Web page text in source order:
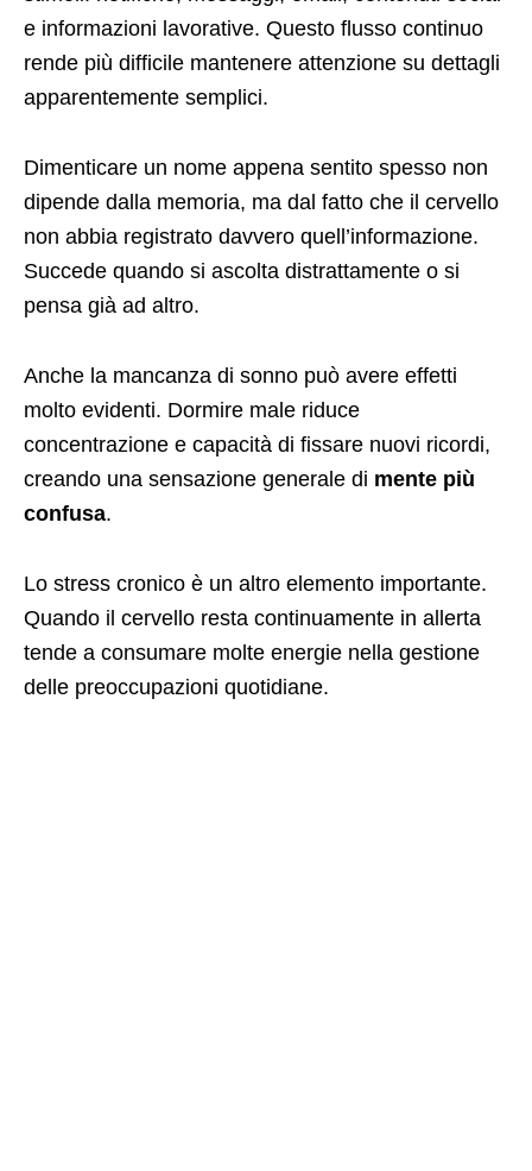
e informazioni lavorative. Questo flusso continuo
rende più difficile mantenere attenzione su dettagli
apparentemente semplici.
Dimenticare un nome appena sentito spesso non
dipende dalla memoria, ma dal fatto che il cervello
non abbia registrato davvero quell’informazione.
Succede quando si ascolta distrattamente o si
pensa già ad altro.
Anche la mancanza di sonno può avere effetti
molto evidenti. Dormire male riduce
concentrazione e capacità di fissare nuovi ricordi,
creando una sensazione generale di mente più
confusa.
Lo stress cronico è un altro elemento importante.
Quando il cervello resta continuamente in allerta
tende a consumare molte energie nella gestione
delle preoccupazioni quotidiane.